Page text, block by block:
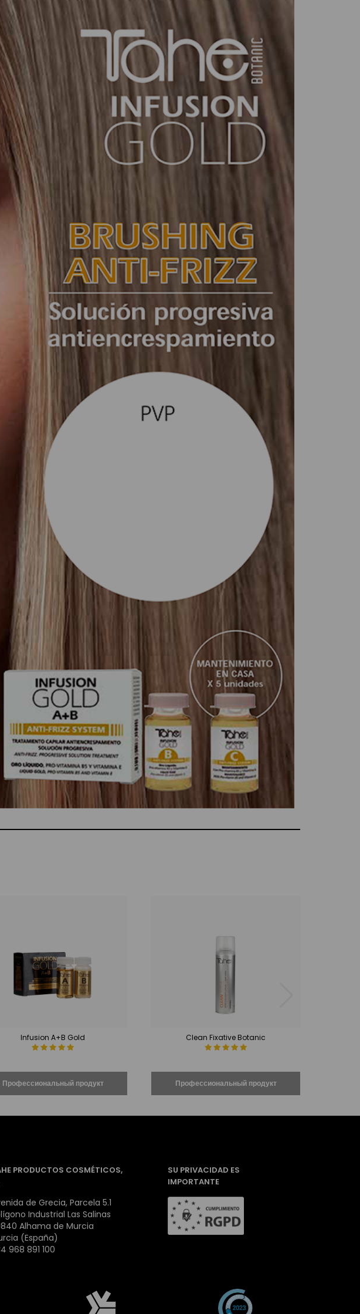
Infusion A+B Gold Clean Fixative Botanic
PRODUCTOS COSMÉTICOS,
de Grecia, Parcela 5.1
Industrial Las Salinas
Alhama de Murcia
(España)
968 891 100
SU PRIVACIDAD ES
IMPORTANTE